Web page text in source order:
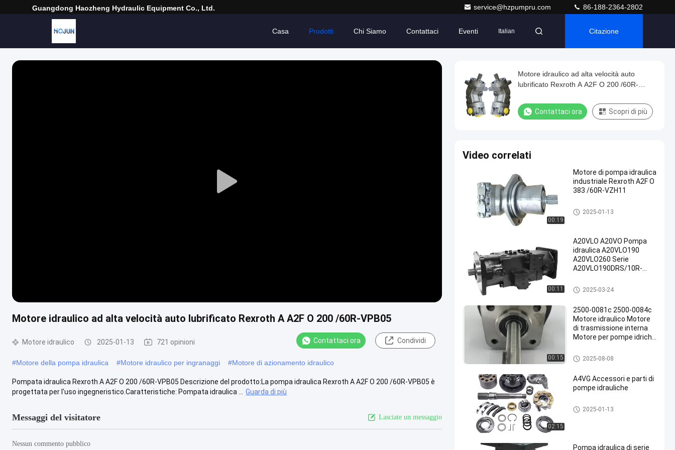
Guangdong Haozheng Hydraulic Equipment Co., Ltd. service@hzpumpru.com 86-188-2364-2802
Casa Prodotti Chi Siamo Contattaci Eventi Italian Citazione
Play
Motore idraulico ad alta velocità auto lubrificato Rexroth A A2F O 200 /60R-VPB05
Motore idraulico 2025-01-13 721 opinioni Contattaci ora Condividi
#Motore della pompa idraulica #Motore idraulico per ingranaggi #Motore di azionamento idraulico
Pompata idraulica Rexroth A A2F O 200 /60R-VPB05 Descrizione del prodotto:La pompa idraulica Rexroth A A2F O 200 /60R-VPB05 è
progettata per l'uso ingegneristico.Caratteristiche: Pompata idraulica ...
Guarda di più
Messaggi del visitatore Lasciate un messaggio
Nessun commento pubblico
Motore idraulico ad alta velocità auto
lubrificato Rexroth A A2F O 200 /60R-
Contattaci ora Scopri di più
Video correlati
00:19
Motore di pompa idraulica
industriale Rexroth A2F O
383 /60R-VZH11
Motore idraulico
2025-01-13
00:11
A20VLO A20VO Pompa
idraulica A20VLO190
A20VLO260 Serie
A20VLO190DRS/10R-
doppio pistone variabile
assiale
Motore idraulico
2025-03-24
00:15
2500-0081c 2500-0084c
Motore idraulico Motore
di trasmissione interna
Motore per pompe idriche
Motore idraulico
2025-08-08
02:15
A4VG Accessori e parti di
pompe idrauliche
Motore idraulico
2025-01-13
Pompa idraulica di serie